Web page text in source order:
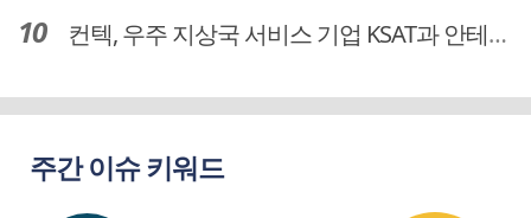
컨텍, 우주 지상국 서비스 기업 KSAT과 안테나 6기 계약 체결
주간 이슈 키워드